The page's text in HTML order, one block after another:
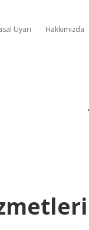
Uyarı Hakkımızda